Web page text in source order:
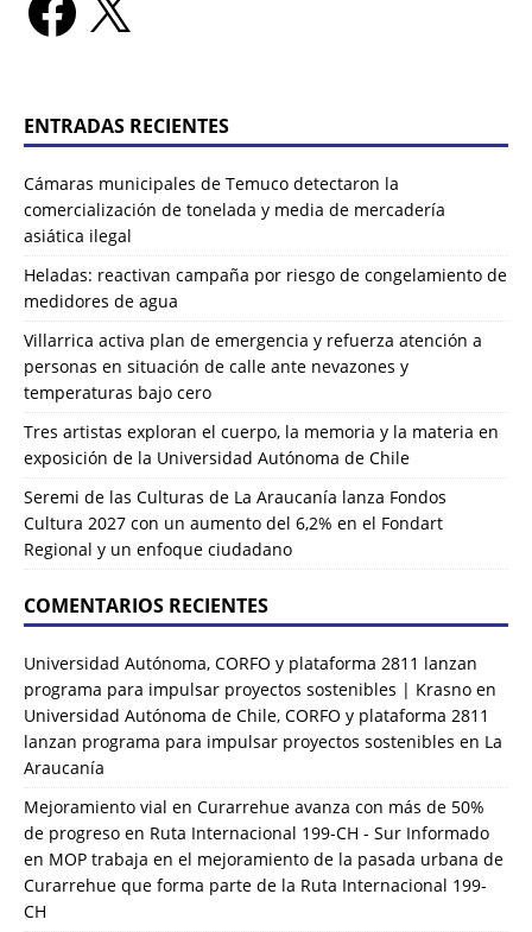
ENTRADAS RECIENTES
Cámaras municipales de Temuco detectaron la
comercialización de tonelada y media de mercadería
asiática ilegal
Heladas: reactivan campaña por riesgo de congelamiento de
medidores de agua
Villarrica activa plan de emergencia y refuerza atención a
personas en situación de calle ante nevazones y
temperaturas bajo cero
Tres artistas exploran el cuerpo, la memoria y la materia en
exposición de la Universidad Autónoma de Chile
Seremi de las Culturas de La Araucanía lanza Fondos
Cultura 2027 con un aumento del 6,2% en el Fondart
Regional y un enfoque ciudadano
COMENTARIOS RECIENTES
Universidad Autónoma, CORFO y plataforma 2811 lanzan
programa para impulsar proyectos sostenibles | Krasno en
Universidad Autónoma de Chile, CORFO y plataforma 2811
lanzan programa para impulsar proyectos sostenibles en La
Araucanía
Mejoramiento vial en Curarrehue avanza con más de 50%
de progreso en Ruta Internacional 199-CH - Sur Informado
en MOP trabaja en el mejoramiento de la pasada urbana de
Curarrehue que forma parte de la Ruta Internacional 199-
CH